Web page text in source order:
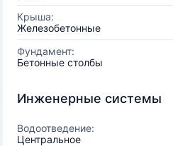
Крыша:
Железобетонные
Фундамент:
Бетонные столбы
Инженерные системы
Водоотведение:
Центральное